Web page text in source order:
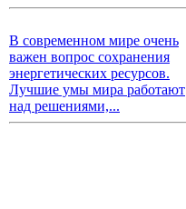
В современном мире очень
важен вопрос сохранения
энергетических ресурсов.
Лучшие умы мира работают
над решениями,...